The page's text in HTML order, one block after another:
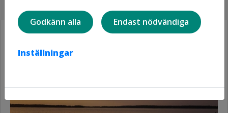
köpoängen nollställs
Godkänn alla Endast nödvändiga
Inställningar